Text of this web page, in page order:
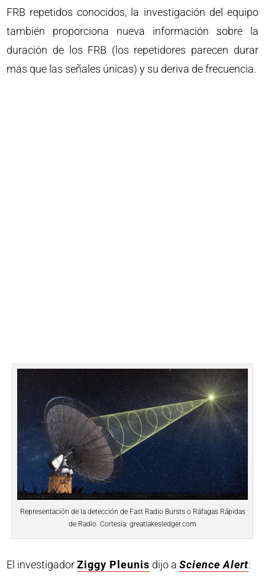
FRB repetidos conocidos, la investigación del equipo
también proporciona nueva información sobre la
duración de los FRB (los repetidores parecen durar
más que las señales únicas) y su deriva de frecuencia.
Representación de la detección de Fast Radio Bursts o Ráfagas Rápidas
de Radio. Cortesía: greatlakesledger.com
El investigadorZiggy Pleunis dijo aScience Alert: